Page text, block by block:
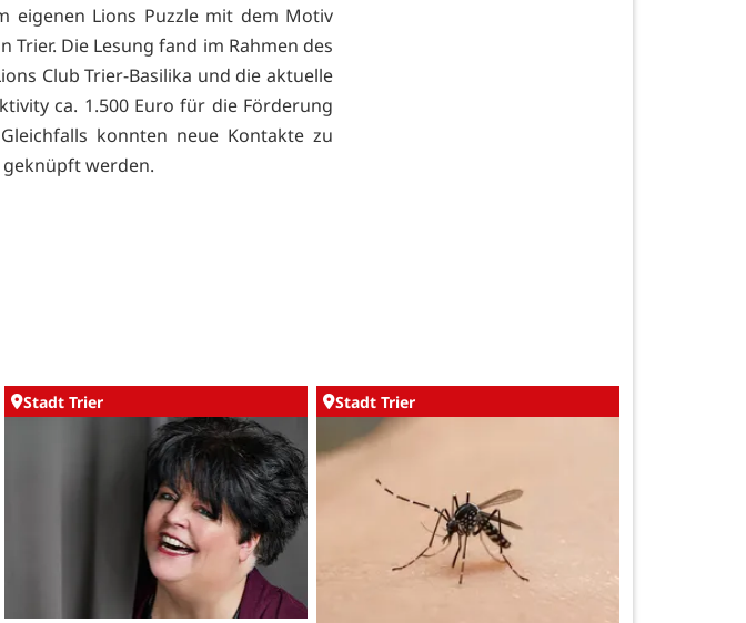
eigenen Lions Puzzle mit dem Motiv
Trier. Die Lesung fand im Rahmen des
Club Trier-Basilika und die aktuelle
ca. 1.500 Euro für die Förderung
konnten neue Kontakte zu
werden.
Stadt Trier Stadt Trier